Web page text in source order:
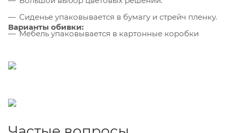
Сиденье упаковывается в бумагу и стрейч пленку.
Мебель упаковывается в картонные коробки
Варианты обивки: